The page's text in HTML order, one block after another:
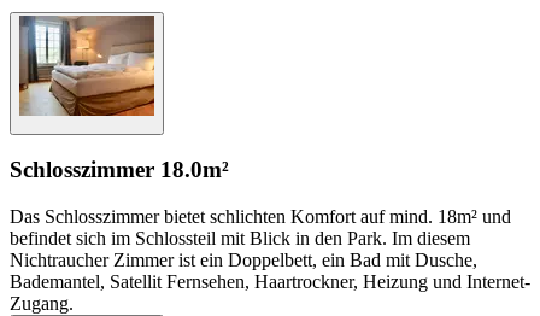
Schlosszimmer 18.0m²
Das Schlosszimmer bietet schlichten Komfort auf mind. 18m² und
befindet sich im Schlossteil mit Blick in den Park. Im diesem
Nichtraucher Zimmer ist ein Doppelbett, ein Bad mit Dusche,
Bademantel, Satellit Fernsehen, Haartrockner, Heizung und Internet-
Zugang.